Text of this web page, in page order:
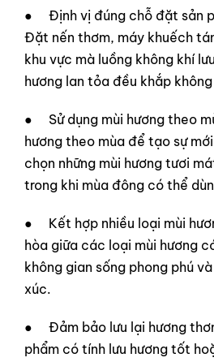
● Định vị đúng chỗ đặt sản
Đặt nến thơm, máy khuếch
khu vực mà luồng không khí
hương lan tỏa đều khắp
● Sử dụng mùi hương theo
hương theo mùa để tạo sự
chọn những mùi hương tươi
trong khi mùa đông có thể
● Kết hợp nhiều loại mùi
hòa giữa các loại mùi hương
không gian sống phong phú
xúc.
● Đảm bảo lưu lại hương
phẩm có tính lưu hương tốt